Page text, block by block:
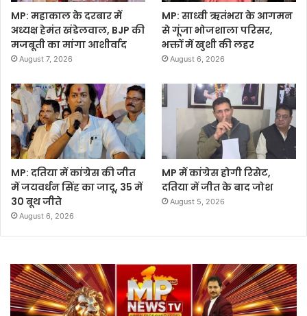
MP: महाकाल के दरबार में
अध्यक्ष हेमंत खंडेलवाल, BJP की
मजबूती का मांगा आशीर्वाद
August 7, 2026
MP: साध्वी ऋतंभरा के आगमन
से गूंजा भोजशाला परिसर,
भक्तों में खुशी की लहर
August 6, 2026
MP: दतिया में कांग्रेस की जीत
में जयवर्धन सिंह का जादू, 35 में
30 बूथ जीते
August 6, 2026
MP में कांग्रेस होगी रिसेट,
दतिया में जीत के बाद जोश
August 5, 2026